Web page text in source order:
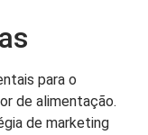
para o
de alimentação.
de marketing